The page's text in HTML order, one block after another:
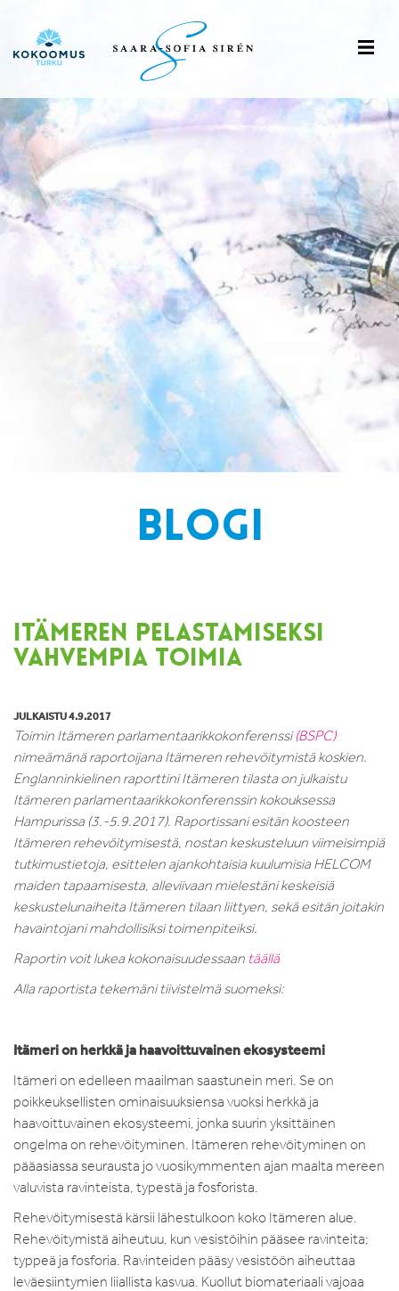
BLOGI
ITÄMEREN PELASTAMISEKSI
VAHVEMPIA TOIMIA
JULKAISTU 4.9.2017
Toimin Itämeren parlamentaarikkokonferenssi(BSPC)
nimeämänä raportoijana Itämeren rehevöitymistä koskien.
Englanninkielinen raporttini Itämeren tilasta on julkaistu
Itämeren parlamentaarikkokonferenssin kokouksessa
Hampurissa (3.-5.9.2017). Raportissani esitän koosteen
Itämeren rehevöitymisestä, nostan keskusteluun viimeisimpiä
tutkimustietoja, esittelen ajankohtaisia kuulumisia HELCOM
maiden tapaamisesta, alleviivaan mielestäni keskeisiä
keskustelunaiheita Itämeren tilaan liittyen, sekä esitän joitakin
havaintojani mahdollisiksi toimenpiteiksi.
Raportin voit lukea kokonaisuudessaan täällä
Alla raportista tekemäni tiivistelmä suomeksi:
Itämeri on herkkä ja haavoittuvainen ekosysteemi
Itämeri on edelleen maailman saastunein meri. Se on
poikkeuksellisten ominaisuuksiensa vuoksi herkkä ja
haavoittuvainen ekosysteemi, jonka suurin yksittäinen
ongelma on rehevöityminen. Itämeren rehevöityminen on
pääasiassa seurausta jo vuosikymmenten ajan maalta mereen
valuvista ravinteista, typestä ja fosforista.
Rehevöitymisestä kärsii lähestulkoon koko Itämeren alue.
Rehevöitymistä aiheutuu, kun vesistöihin pääsee ravinteita;
typpeä ja fosforia. Ravinteiden pääsy vesistöön aiheuttaa
leväesiintymien liiallista kasvua. Kuollut biomateriaali vajoaa